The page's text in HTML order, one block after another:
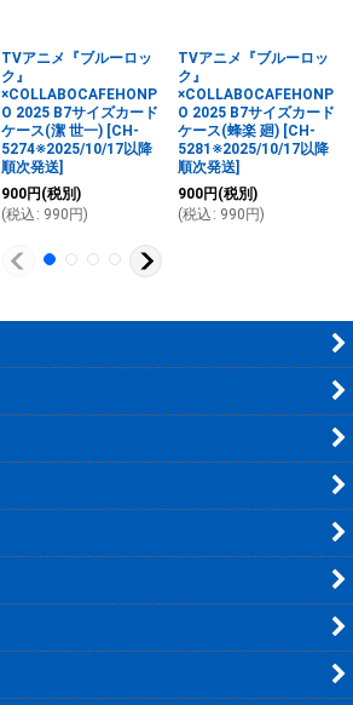
TVアニメ『ブルーロッ
ク』
×COLLABOCAFEHONP
O 2025 B7サイズカード
ケース(潔 世一) [CH-
5274※2025/10/17以降
順次発送]
900円 (税別)
(税込 : 990 円)
TVアニメ『ブルーロッ
ク』
×COLLABOCAFEHONP
O 2025 B7サイズカード
ケース(蜂楽 廻) [CH-
5281※2025/10/17以降
順次発送]
900円 (税別)
(税込 : 990 円)